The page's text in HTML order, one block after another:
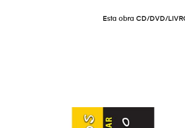
Esta obra CD/DVD/